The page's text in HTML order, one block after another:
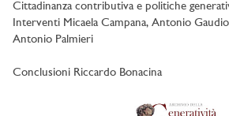
Cittadinanza contributiva e politiche
Interventi Micaela Campana, Antonio
Antonio Palmieri
Conclusioni Riccardo Bonacina